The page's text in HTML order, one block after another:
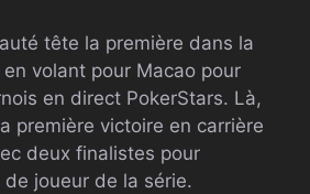
tête la première dans la
volant pour Macao pour
en direct PokerStars. Là,
première victoire en carrière
deux finalistes pour
joueur de la série.